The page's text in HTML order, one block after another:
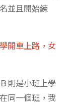
並且開始練
開車上路，女
則是小班上學
同一個班，我